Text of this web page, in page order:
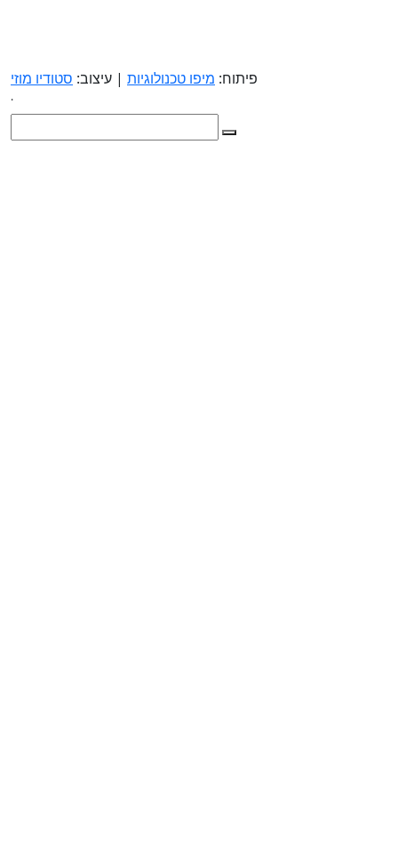
פיתוח: מיפו טכנולוגיות | עיצוב: סטודיו מוזי
.